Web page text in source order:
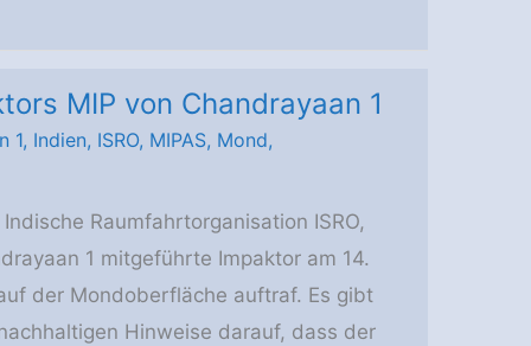
MIP von Chandrayaan 1
1, Indien, ISRO, MIPAS, Mond,
Raumfahrtorganisation ISRO,
1 mitgeführte Impaktor am 14.
der Mondoberfläche auftraf. Es gibt
Hinweise darauf, dass der